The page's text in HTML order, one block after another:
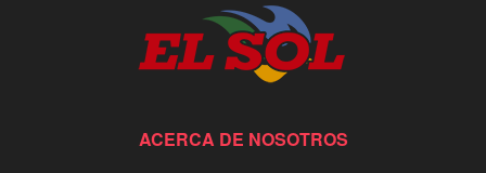
ACERCA DE NOSOTROS